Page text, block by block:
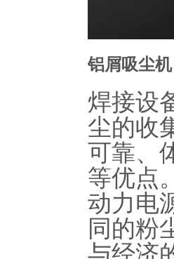
铝屑吸尘机
焊接设
尘的收
可靠、
等优点
动力电
同的粉
与经济